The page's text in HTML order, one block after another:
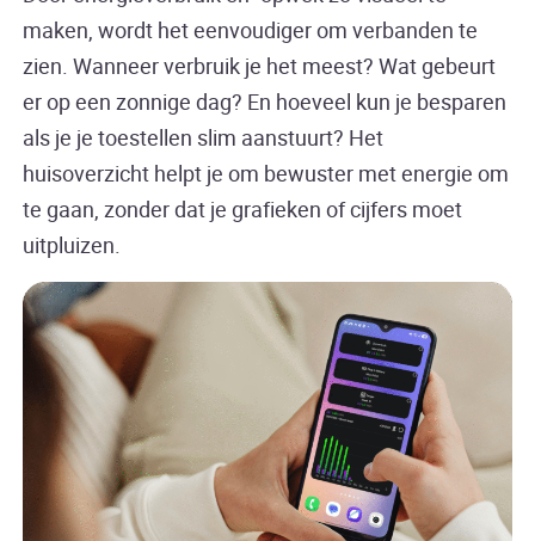
maken, wordt het eenvoudiger om verbanden te
zien. Wanneer verbruik je het meest? Wat gebeurt
er op een zonnige dag? En hoeveel kun je besparen
als je je toestellen slim aanstuurt? Het
huisoverzicht helpt je om bewuster met energie om
te gaan, zonder dat je grafieken of cijfers moet
uitpluizen.